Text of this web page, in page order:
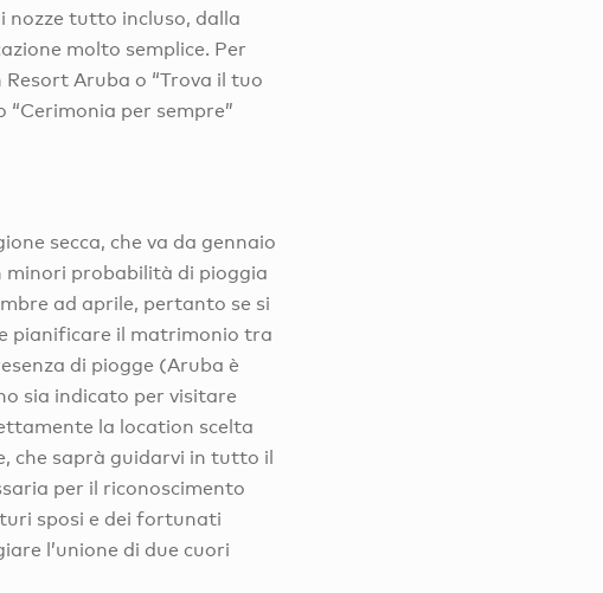
tutto incluso, dalla
molto semplice. Per
Resort Aruba o “Trova il tuo
per sempre”
secca, che va da gennaio
minori probabilità di pioggia
ad aprile, pertanto se si
pianificare il matrimonio tra
di piogge (Aruba è
sia indicato per visitare
la location scelta
che saprà guidarvi in tutto il
per il riconoscimento
sposi e dei fortunati
l’unione di due cuori